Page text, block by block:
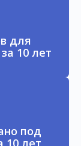
для
10 лет
под